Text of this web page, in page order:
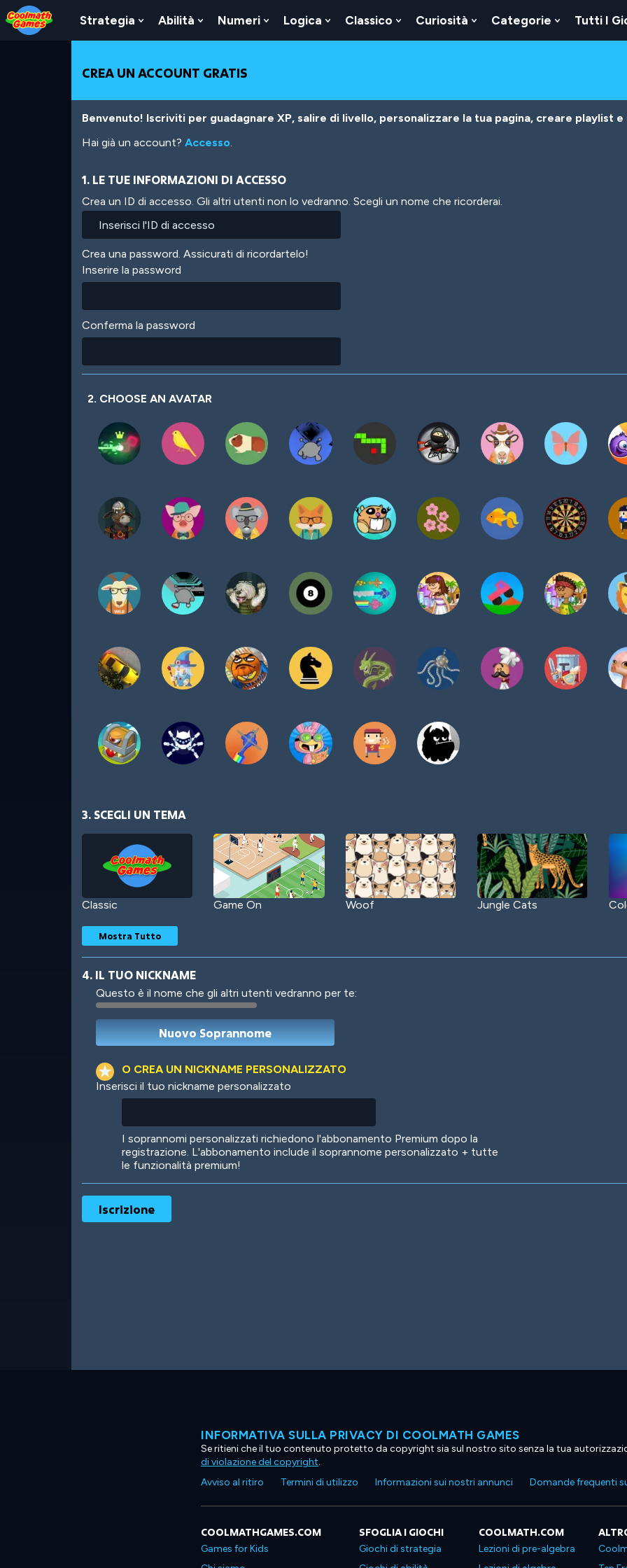
Skip
to
Top
Skip
to
Navigation
Skip
to
Main
Skip
to
Footer
Salta
al
contenuto
Strategia
Show
Submenu
Strategia
Abilità
Show
Submenu
Abilità
Numeri
Show
Submenu
Logica
Show
Submenu
Classico
Show
Submenu
Curiosità
Show
Submenu
Categorie
Show
Submenu
Tutti I
CREA UN ACCOUNT GRATIS
Benvenuto! Iscriviti per guadagnare XP, salire di livello, personalizzare la tua pagina, creare playlist
Hai già un account? Accesso.
1. LE TUE INFORMAZIONI DI ACCESSO
Crea un ID di accesso. Gli altri utenti non lo vedranno. Scegli un nome che ricorderai.
Crea una password. Assicurati di ricordartelo!
Inserire la password
Conferma la password
2. CHOOSE AN AVATAR
3. SCEGLI UN TEMA
Classic Game On Woof Jungle Cats
Robotic International
Ooh! Aah!
Mostra Tutto
4. IL TUO NICKNAME
Questo è il nome che gli altri utenti vedranno per te:
O CREA UN NICKNAME PERSONALIZZATO
Inserisci il tuo nickname personalizzato
I soprannomi personalizzati richiedono l'abbonamento Premium dopo la
registrazione. L'abbonamento include il soprannome personalizzato + tutte
le funzionalità premium!
INFORMATIVA SULLA PRIVACY DI COOLMATH GAMES
Se ritieni che il tuo contenuto protetto da copyright sia sul nostro sito senza la tua
di violazione del copyright.
Avviso al ritiro
Termini di utilizzo Informazioni sui nostri annunci Domande frequenti
COOLMATHGAMES.COM
Games for Kids
SFOGLIA I GIOCHI
Giochi di strategia
COOLMATH.COM
Lezioni di pre-algebra